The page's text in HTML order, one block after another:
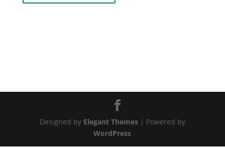
Designed by Elegant Themes| Powered by
WordPress